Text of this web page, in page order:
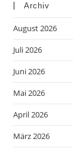
Archiv
August 2026
Juli 2026
Juni 2026
Mai 2026
April 2026
März 2026